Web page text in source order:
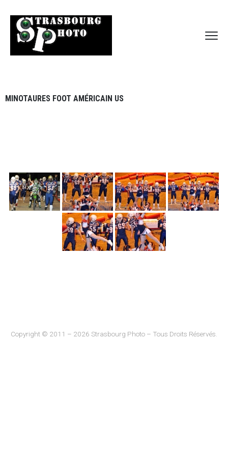
MINOTAURES FOOT AMÉRICAIN US
Copyright © 2011 – 2026 Strasbourg Photo – Tous Droits Réservés.